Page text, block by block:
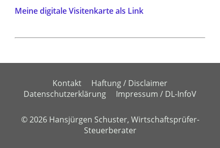
Meine digitale Visitenkarte als Link
Kontakt
Haftung / Disclaimer
Datenschutzerklärung
Impressum / DL-InfoV
© 2026 Hansjürgen Schuster, Wirtschaftsprüfer-
Steuerberater